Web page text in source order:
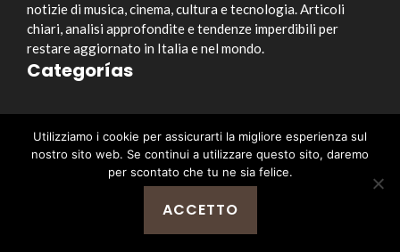
notizie di musica, cinema, cultura e tecnologia. Articoli
chiari, analisi approfondite e tendenze imperdibili per
restare aggiornato in Italia e nel mondo.
Categorías
Musica
Cinema e Serie TV
Style&Culture
Enlaces útiles
Utilizziamo i cookie per assicurarti la migliore esperienza sul
nostro sito web. Se continui a utilizzare questo sito, daremo
per scontato che tu ne sia felice.
ACCETTO